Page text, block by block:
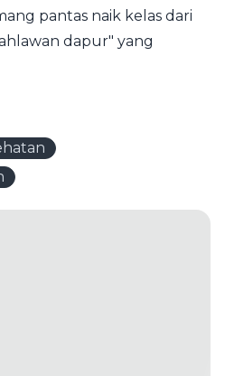
pantas naik kelas dari
dapur" yang